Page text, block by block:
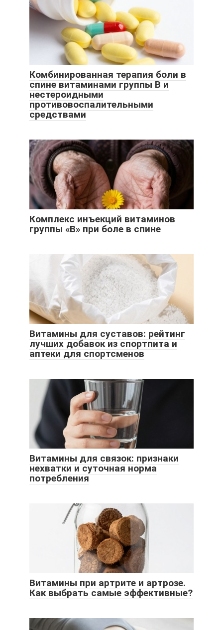
Комбинированная терапия боли в
спине витаминами группы В и
нестероидными
противовоспалительными
средствами
Комплекс инъекций витаминов
группы «В» при боле в спине
Витамины для суставов: рейтинг
лучших добавок из спортпита и
аптеки для спортсменов
Витамины для связок: признаки
нехватки и суточная норма
потребления
Витамины при артрите и артрозе.
Как выбрать самые эффективные?